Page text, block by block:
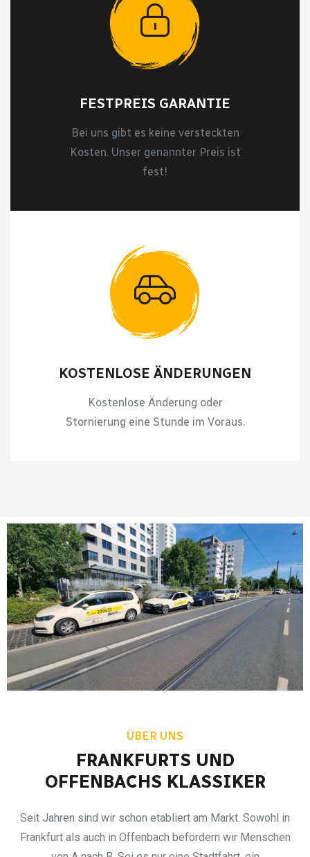
FESTPREIS GARANTIE
Bei uns gibt es keine versteckten
Kosten. Unser genannter Preis ist
fest!
KOSTENLOSE ÄNDERUNGEN
Kostenlose Änderung oder
Stornierung eine Stunde im Voraus.
ÜBER UNS
FRANKFURTS UND
OFFENBACHS KLASSIKER
Seit Jahren sind wir schon etabliert am Markt. Sowohl in
Frankfurt als auch in Offenbach befördern wir Menschen